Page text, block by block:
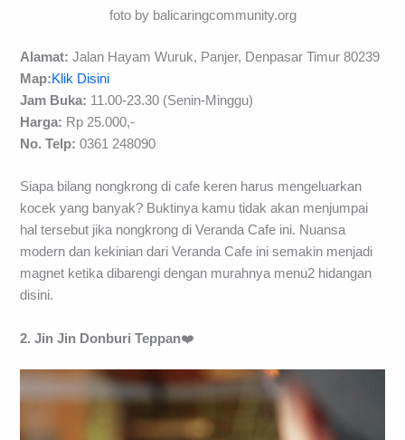
foto by balicaringcommunity.org
Alamat: Jalan Hayam Wuruk, Panjer, Denpasar Timur 80239
Map:Klik Disini
Jam Buka: 11.00-23.30 (Senin-Minggu)
Harga: Rp 25.000,-
No. Telp: 0361 248090
Siapa bilang nongkrong di cafe keren harus mengeluarkan
kocek yang banyak? Buktinya kamu tidak akan menjumpai
hal tersebut jika nongkrong di Veranda Cafe ini. Nuansa
modern dan kekinian dari Veranda Cafe ini semakin menjadi
magnet ketika dibarengi dengan murahnya menu2 hidangan
disini.
2. Jin Jin Donburi Teppan❤️